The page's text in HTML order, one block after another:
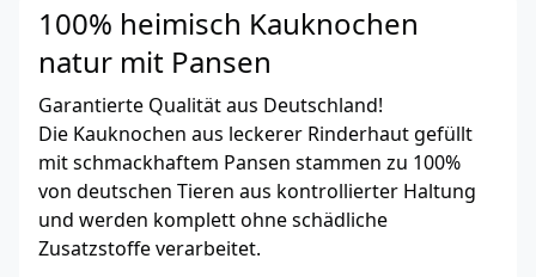
100% heimisch Kauknochen
natur mit Pansen
Garantierte Qualität aus Deutschland!
Die Kauknochen aus leckerer Rinderhaut gefüllt
mit schmackhaftem Pansen stammen zu 100%
von deutschen Tieren aus kontrollierter Haltung
und werden komplett ohne schädliche
Zusatzstoffe verarbeitet.